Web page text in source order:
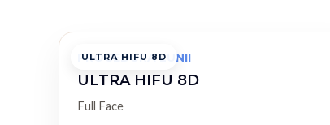
ULTRA HIFU 8D
PROCEDURA LUNII
ULTRA HIFU 8D
Full Face